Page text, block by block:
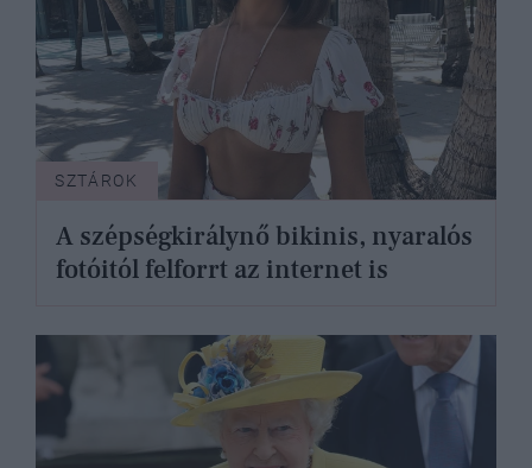
SZTÁROK
A szépségkirálynő bikinis, nyaralós
fotóitól felforrt az internet is